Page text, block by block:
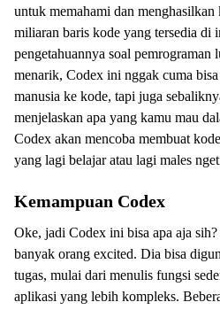
untuk memahami dan
miliaran baris kode yang tersedia di
pengetahuannya soal pemrograman
menarik, Codex ini nggak cuma bisa
manusia ke kode, tapi juga
menjelaskan apa yang kamu mau
Codex akan mencoba membuat
yang lagi belajar atau lagi males
Kemampuan Codex
Oke, jadi Codex ini bisa apa aja
banyak orang excited. Dia bisa
tugas, mulai dari menulis fungsi
aplikasi yang lebih kompleks.